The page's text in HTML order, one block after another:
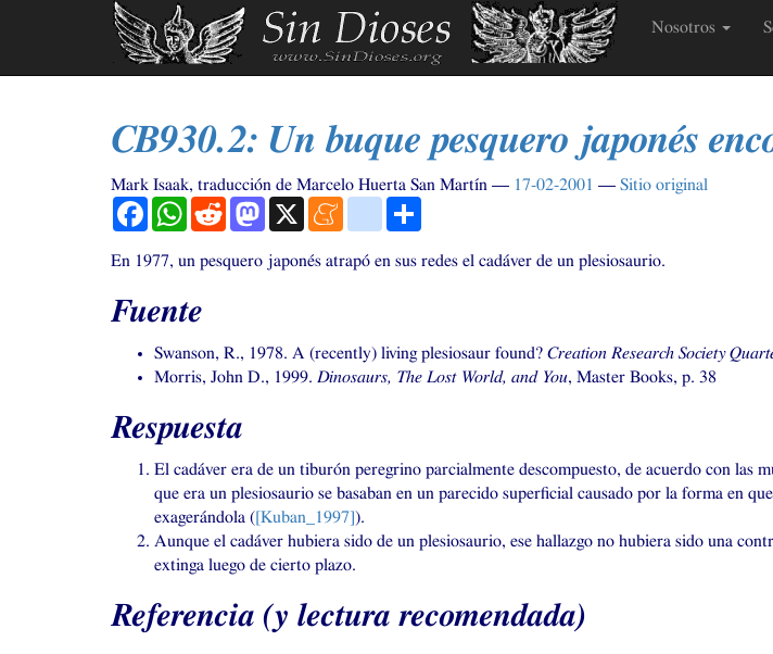
Nosotros
CB930.2: Un buque pesquero japonés
Mark Isaak, traducción de Marcelo Huerta San Martín 17-02-2001
Sitio original
FacebookWhatsApp
RedditMastodon
X Meneameblogger_post
En 1977, un pesquero japonés atrapó en sus redes el cadáver de un plesiosaurio.
Fuente
Swanson, R., 1978. A (recently) living plesiosaur found? Creation Research Society
Morris, John D., 1999. Dinosaurs, The Lost World, and You, Master Books, p. 38
Respuesta
El cadáver era de un tiburón peregrino parcialmente descompuesto, de acuerdo con las
que era un plesiosaurio se basaban en un parecido superficial causado por la forma en
exagerándola ([Kuban_1997]).
Aunque el cadáver hubiera sido de un plesiosaurio, ese hallazgo no hubiera sido una
extinga luego de cierto plazo.
Referencia (y lectura recomendada)